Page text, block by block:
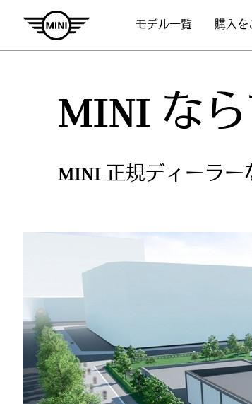
モデル一覧 購入を
MINI な
MINI 正規ディーラー